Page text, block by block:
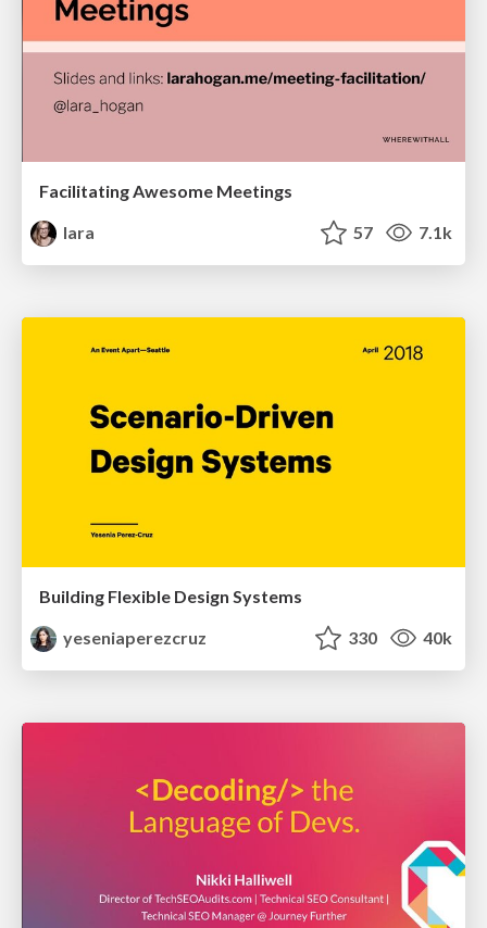
Facilitating Awesome Meetings
lara
57 7.1k
Building Flexible Design Systems
yeseniaperezcruz
330 40k